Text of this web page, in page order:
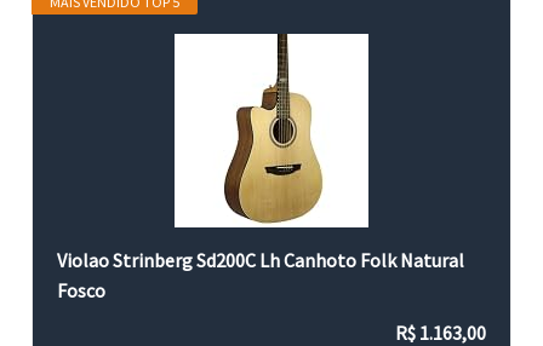
Violao Strinberg Sd200C Lh Canhoto Folk Natural
Fosco
R$ 1.163,00